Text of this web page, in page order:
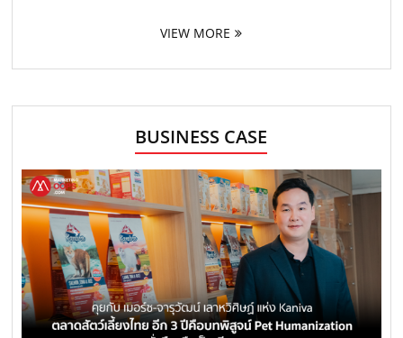
VIEW MORE
BUSINESS CASE